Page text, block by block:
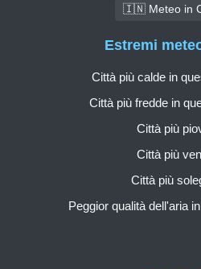
🇮🇳 Meteo in
Estremi
Città più calde in
Città più fredde in
Città più
Città più
Città più
Peggior qualità dell'aria